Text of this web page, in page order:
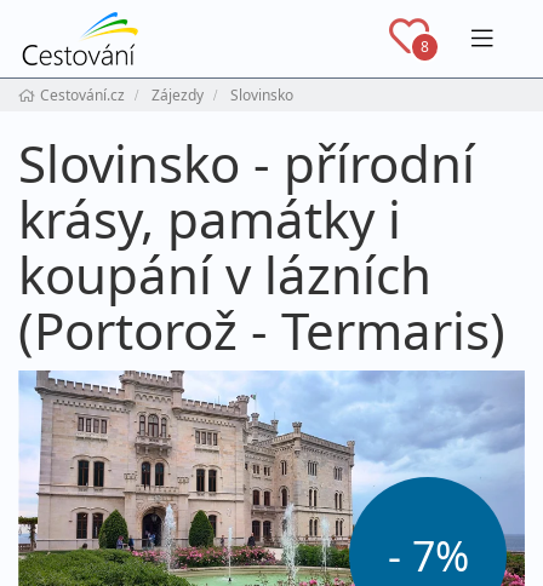
8
Cestování.cz Zájezdy Slovinsko
Slovinsko - přírodní
krásy, památky i
koupání v lázních
(Portorož - Termaris)
- 7%